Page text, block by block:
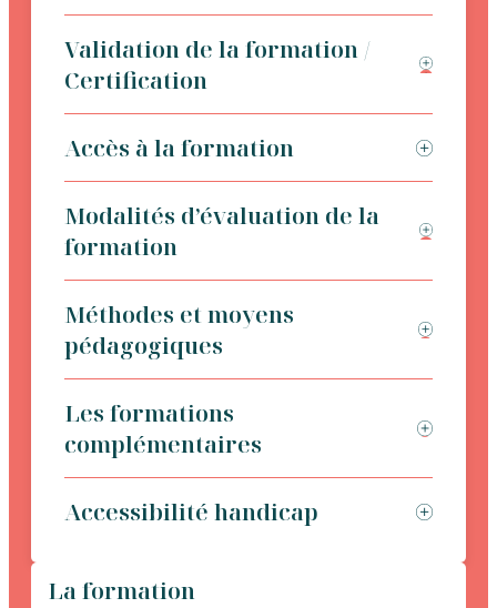
Validation de la formation /
Certification
Accès à la formation
Modalités d’évaluation de la
formation
Méthodes et moyens
pédagogiques
Les formations
complémentaires
Accessibilité handicap
La formation